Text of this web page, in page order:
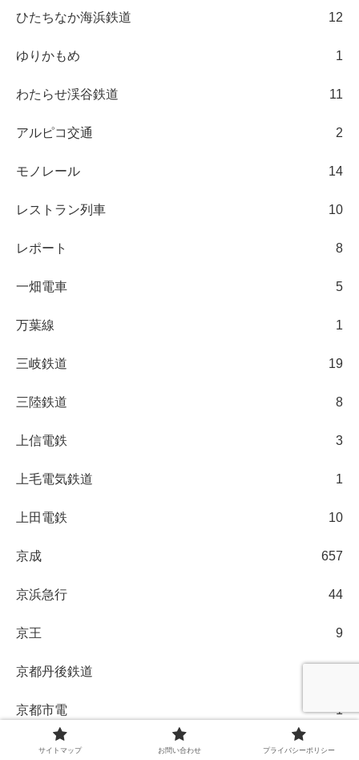
ひたちなか海浜鉄道 12
ゆりかもめ 1
わたらせ渓谷鉄道 11
アルピコ交通 2
モノレール 14
レストラン列車 10
レポート 8
一畑電車 5
万葉線 1
三岐鉄道 19
三陸鉄道 8
上信電鉄 3
上毛電気鉄道 1
上田電鉄 10
京成 657
京浜急行 44
京王 9
京都丹後鉄道
京都市電 1
伊予鉄道
サイトマップ お問い合わせ プライバシーポリシー